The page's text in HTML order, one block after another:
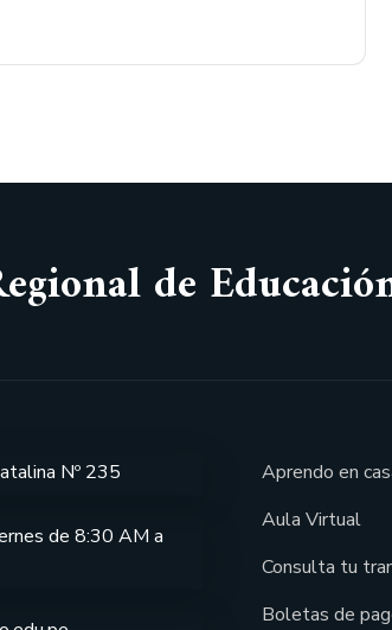
de
Nº 235
de 8:30 AM a
Aprendo en
Aula Virtual
Consulta tu
Boletas de